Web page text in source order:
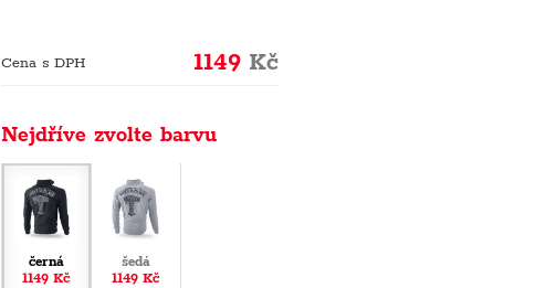
Cena s DPH 1149 Kč
Nejdříve zvolte barvu
černá
1149 Kč
šedá
1149 Kč